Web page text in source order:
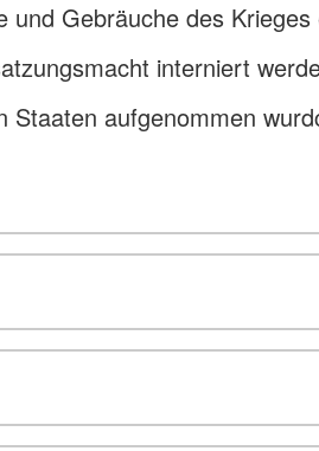
Gebräuche des Krieges
interniert
aufgenommen